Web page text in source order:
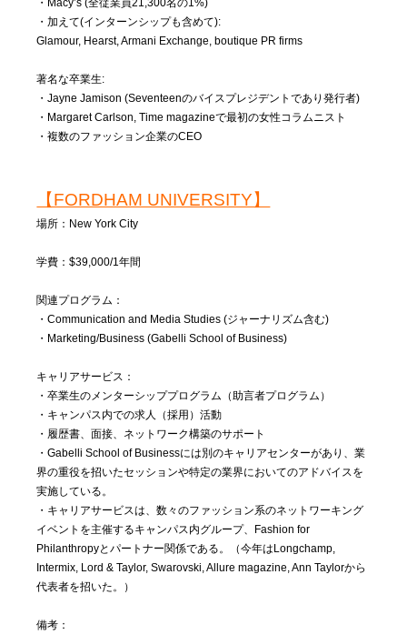
・Macy’s (全従業員21,300名の1%)
・加えて(インターンシップも含めて):
Glamour, Hearst, Armani Exchange, boutique PR firms
著名な卒業生:
・Jayne Jamison (Seventeenのバイスプレジデントであり発行者)
・Margaret Carlson, Time magazineで最初の女性コラムニスト
・複数のファッション企業のCEO
【FORDHAM UNIVERSITY】
場所：New York City
学費：$39,000/1年間
関連プログラム：
・Communication and Media Studies (ジャーナリズム含む)
・Marketing/Business (Gabelli School of Business)
キャリアサービス：
・卒業生のメンターシッププログラム（助言者プログラム）
・キャンパス内での求人（採用）活動
・履歴書、面接、ネットワーク構築のサポート
・Gabelli School of Businessには別のキャリアセンターがあり、業
界の重役を招いたセッションや特定の業界においてのアドバイスを
実施している。
・キャリアサービスは、数々のファッション系のネットワーキング
イベントを主催するキャンパス内グループ、Fashion for
Philanthropyとパートナー関係である。（今年はLongchamp,
Intermix, Lord & Taylor, Swarovski, Allure magazine, Ann Taylorから
代表者を招いた。）
備考：